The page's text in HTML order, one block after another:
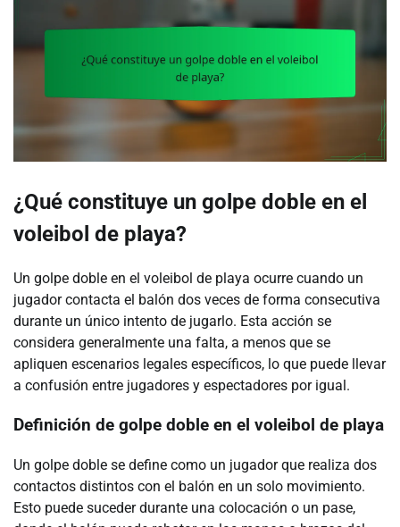
¿Qué constituye un golpe doble en el
voleibol de playa?
Un golpe doble en el voleibol de playa ocurre cuando un
jugador contacta el balón dos veces de forma consecutiva
durante un único intento de jugarlo. Esta acción se
considera generalmente una falta, a menos que se
apliquen escenarios legales específicos, lo que puede llevar
a confusión entre jugadores y espectadores por igual.
Definición de golpe doble en el voleibol de playa
Un golpe doble se define como un jugador que realiza dos
contactos distintos con el balón en un solo movimiento.
Esto puede suceder durante una colocación o un pase,